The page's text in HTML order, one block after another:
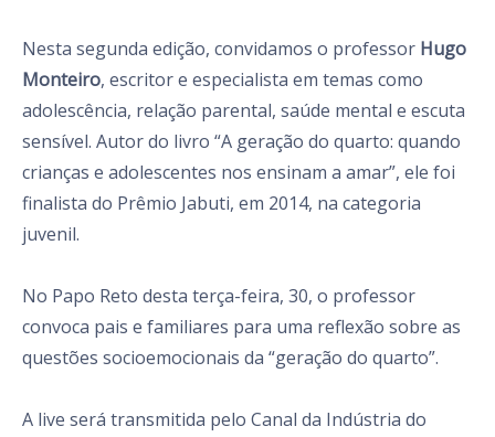
Nesta segunda edição, convidamos o professor Hugo
Monteiro, escritor e especialista em temas como
adolescência, relação parental, saúde mental e escuta
sensível. Autor do livro “A geração do quarto: quando
crianças e adolescentes nos ensinam a amar”, ele foi
finalista do Prêmio Jabuti, em 2014, na categoria
juvenil.
No Papo Reto desta terça-feira, 30, o professor
convoca pais e familiares para uma reflexão sobre as
questões socioemocionais da “geração do quarto”.
A live será transmitida pelo Canal da Indústria do